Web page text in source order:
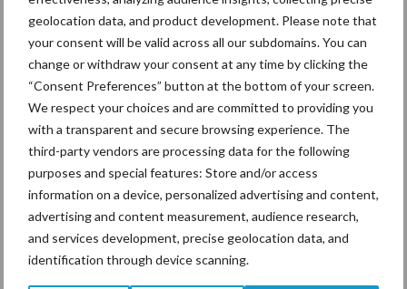
geolocation data, and product development. Please note that
your consent will be valid across all our subdomains. You can
change or withdraw your consent at any time by clicking the
“Consent Preferences” button at the bottom of your screen.
We respect your choices and are committed to providing you
with a transparent and secure browsing experience. The
third-party vendors are processing data for the following
purposes and special features: Store and/or access
information on a device, personalized advertising and content,
advertising and content measurement, audience research,
and services development, precise geolocation data, and
identification through device scanning.
markt
Themapagina's
Diergezondheid Bemesting Fokkerij
Mastitis Hittestress